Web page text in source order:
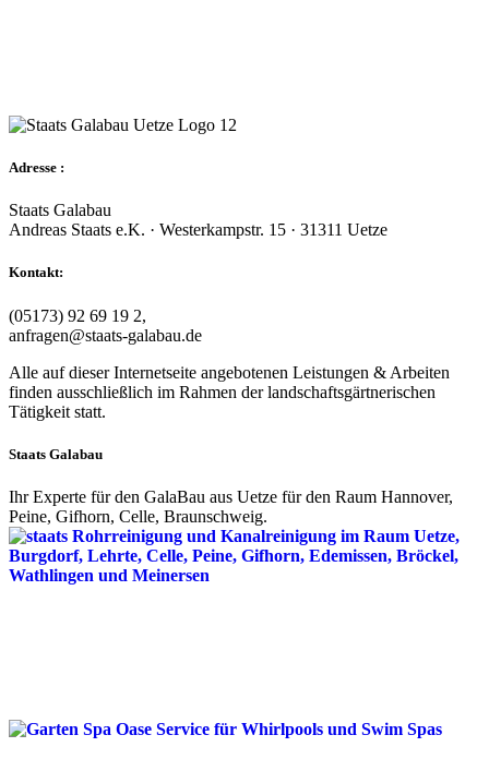
Adresse :
Staats Galabau
Andreas Staats e.K. · Westerkampstr. 15 · 31311 Uetze
Kontakt:
(05173) 92 69 19 2,
anfragen@staats-galabau.de
Alle auf dieser Internetseite angebotenen Leistungen & Arbeiten
finden ausschließlich im Rahmen der landschaftsgärtnerischen
Tätigkeit statt.
Staats Galabau
Ihr Experte für den GalaBau aus Uetze für den Raum Hannover,
Peine, Gifhorn, Celle, Braunschweig.